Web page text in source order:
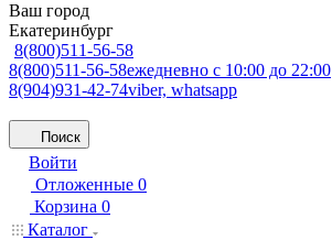
Ваш город
Екатеринбург
8(800)511-56-58
8(800)511-56-58ежедневно с 10:00 до 22:00
8(904)931-42-74viber, whatsapp
Поиск
Войти
Отложенные 0
Корзина 0
Каталог